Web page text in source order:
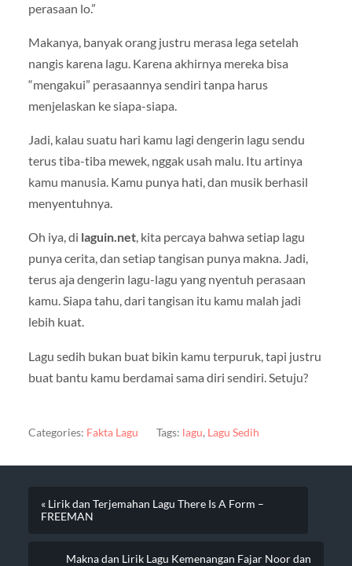
perasaan lo.”
Makanya, banyak orang justru merasa lega setelah
nangis karena lagu. Karena akhirnya mereka bisa
“mengakui” perasaannya sendiri tanpa harus
menjelaskan ke siapa-siapa.
Jadi, kalau suatu hari kamu lagi dengerin lagu sendu
terus tiba-tiba mewek, nggak usah malu. Itu artinya
kamu manusia. Kamu punya hati, dan musik berhasil
menyentuhnya.
Oh iya, di laguin.net, kita percaya bahwa setiap lagu
punya cerita, dan setiap tangisan punya makna. Jadi,
terus aja dengerin lagu-lagu yang nyentuh perasaan
kamu. Siapa tahu, dari tangisan itu kamu malah jadi
lebih kuat.
Lagu sedih bukan buat bikin kamu terpuruk, tapi justru
buat bantu kamu berdamai sama diri sendiri. Setuju?
Categories: Fakta Lagu Tags: lagu, Lagu Sedih
« Lirik dan Terjemahan Lagu There Is A Form –
FREEMAN
Makna dan Lirik Lagu Kemenangan Fajar Noor dan